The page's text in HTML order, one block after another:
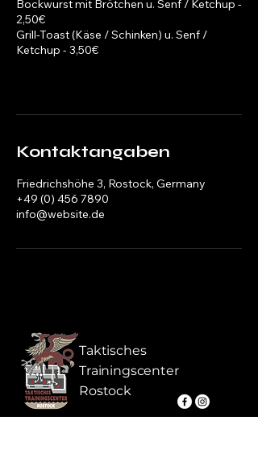
Bockwurst mit Brötchen u. Senf / Ketchup -
2,50€
Grill-Toast (Käse / Schinken) u. Senf /
Ketchup - 3,50€
Kontaktangaben
Friedrichshöhe 3, Rostock, Germany
+49 (0) 456 7890
info@website.de
Taktisches
Trainingscenter
Rostock